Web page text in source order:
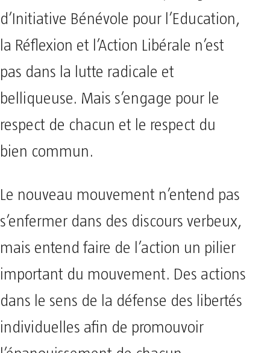
d’Initiative Bénévole pour l’Education,
la Réflexion et l’Action Libérale n’est
pas dans la lutte radicale et
belliqueuse. Mais s’engage pour le
respect de chacun et le respect du
bien commun.
Le nouveau mouvement n’entend pas
s’enfermer dans des discours verbeux,
mais entend faire de l’action un pilier
important du mouvement. Des actions
dans le sens de la défense des libertés
individuelles afin de promouvoir